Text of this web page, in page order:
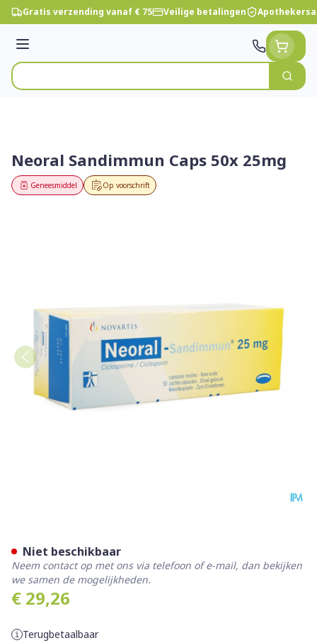
Ga naar de inhoud
Gratis verzending vanaf € 75 Veilige betalingen
Menu
Product, merk, categorie...
Zoek
Neoral Sandimmun Caps 50x 25mg
Op voorschrift
Geneesmiddel
€ 29,26
Terugbetaalbaar
Niet beschikbaar
Neem contact op met ons via telefoon of e-mail, dan bekijken
we samen de mogelijkheden.